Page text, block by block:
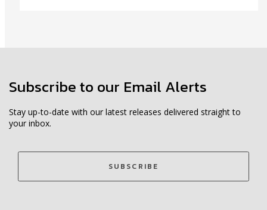
Subscribe to our Email Alerts
Stay up-to-date with our latest releases delivered straight to
your inbox.
SUBSCRIBE